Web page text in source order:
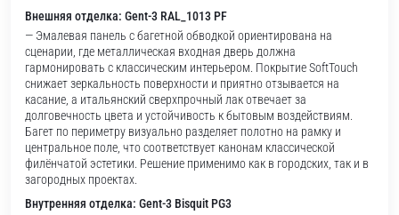
Внешняя отделка: Gent-3 RAL_1013 PF
— Эмалевая панель с багетной обводкой ориентирована на
сценарии, где металлическая входная дверь должна
гармонировать с классическим интерьером. Покрытие SoftTouch
снижает зеркальность поверхности и приятно отзывается на
касание, а итальянский сверхпрочный лак отвечает за
долговечность цвета и устойчивость к бытовым воздействиям.
Багет по периметру визуально разделяет полотно на рамку и
центральное поле, что соответствует канонам классической
филёнчатой эстетики. Решение применимо как в городских, так и в
загородных проектах.
Внутренняя отделка: Gent-3 Bisquit PG3